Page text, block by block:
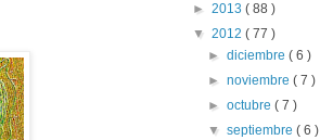
► 2013 ( 88 )
▼ 2012 ( 77 )
►diciembre( 6 )
►noviembre( 7 )
►octubre( 7 )
▼septiembre( 6 )